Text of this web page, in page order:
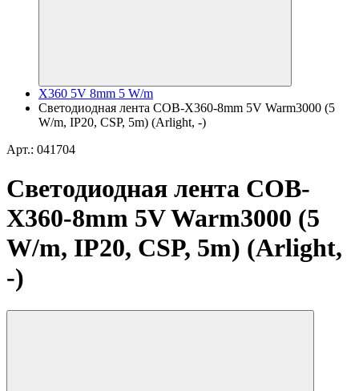
X360 5V 8mm 5 W/m
Светодиодная лента COB-X360-8mm 5V Warm3000 (5
W/m, IP20, CSP, 5m) (Arlight, -)
Арт.: 041704
Светодиодная лента COB-
X360-8mm 5V Warm3000 (5
W/m, IP20, CSP, 5m) (Arlight,
-)